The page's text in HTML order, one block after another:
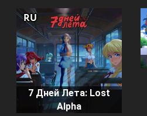
7 Дней Лета: Lost
Alpha
RU